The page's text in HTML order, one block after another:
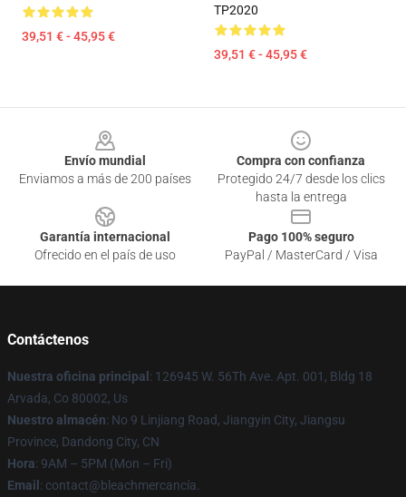
39,51 € - 45,95 €
TP2020
39,51 € - 45,95 €
Envío mundial
Enviamos a más de 200 países
Compra con confianza
Protegido 24/7 desde los clics
hasta la entrega
Garantía internacional
Ofrecido en el país de uso
Pago 100% seguro
PayPal / MasterCard / Visa
Contáctenos
Nuestra oficina principal : 126945 W. 56Th Ave. Apt. 001, Bldg 18
Arvada, Co 80002, Us
Nuestro almacén: No 9 Linjiang Road, Jiangyin City, Jiangsu
Province, Dandong City, CN
Hora: 9AM – 5PM (Mon – Fri)
Email : contact@bleachmercancía.